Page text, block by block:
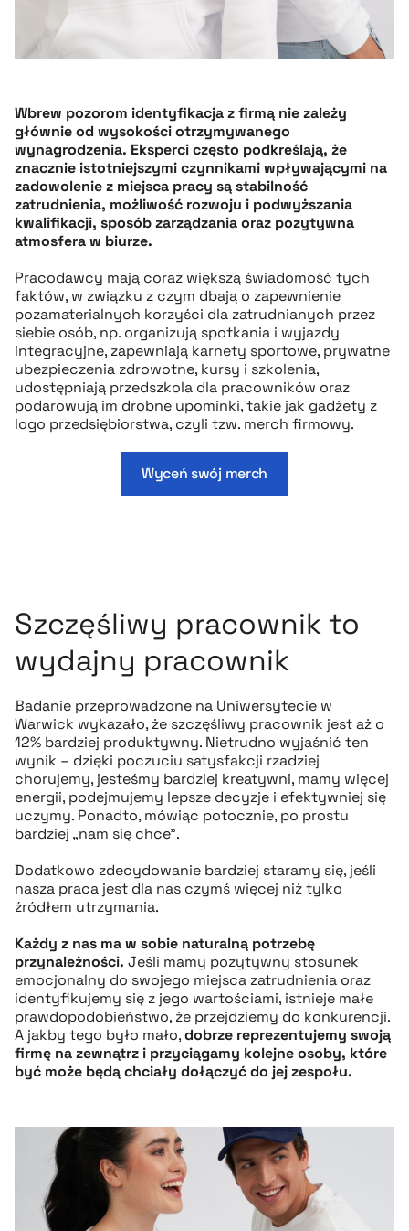
Wbrew pozorom identyfikacja z firmą nie zależy
głównie od wysokości otrzymywanego
wynagrodzenia. Eksperci często podkreślają, że
znacznie istotniejszymi czynnikami wpływającymi na
zadowolenie z miejsca pracy są stabilność
zatrudnienia, możliwość rozwoju i podwyższania
kwalifikacji, sposób zarządzania oraz pozytywna
atmosfera w biurze.
Pracodawcy mają coraz większą świadomość tych
faktów, w związku z czym dbają o zapewnienie
pozamaterialnych korzyści dla zatrudnianych przez
siebie osób, np. organizują spotkania i wyjazdy
integracyjne, zapewniają karnety sportowe, prywatne
ubezpieczenia zdrowotne, kursy i szkolenia,
udostępniają przedszkola dla pracowników oraz
podarowują im drobne upominki, takie jak gadżety z
logo przedsiębiorstwa, czyli tzw. merch firmowy.
Wyceń swój merch
Szczęśliwy pracownik to
wydajny pracownik
Badanie przeprowadzone na Uniwersytecie w
Warwick wykazało, że szczęśliwy pracownik jest aż o
12% bardziej produktywny. Nietrudno wyjaśnić ten
wynik – dzięki poczuciu satysfakcji rzadziej
chorujemy, jesteśmy bardziej kreatywni, mamy więcej
energii, podejmujemy lepsze decyzje i efektywniej się
uczymy. Ponadto, mówiąc potocznie, po prostu
bardziej „nam się chce”.
Dodatkowo zdecydowanie bardziej staramy się, jeśli
nasza praca jest dla nas czymś więcej niż tylko
źródłem utrzymania.
Każdy z nas ma w sobie naturalną potrzebę
przynależności. Jeśli mamy pozytywny stosunek
emocjonalny do swojego miejsca zatrudnienia oraz
identyfikujemy się z jego wartościami, istnieje małe
prawdopodobieństwo, że przejdziemy do konkurencji.
A jakby tego było mało,dobrze reprezentujemy swoją
firmę na zewnątrz i przyciągamy kolejne osoby, które
być może będą chciały dołączyć do jej zespołu.